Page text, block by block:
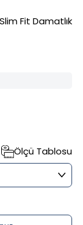
Fit Damatlık
Ölçü Tablosu